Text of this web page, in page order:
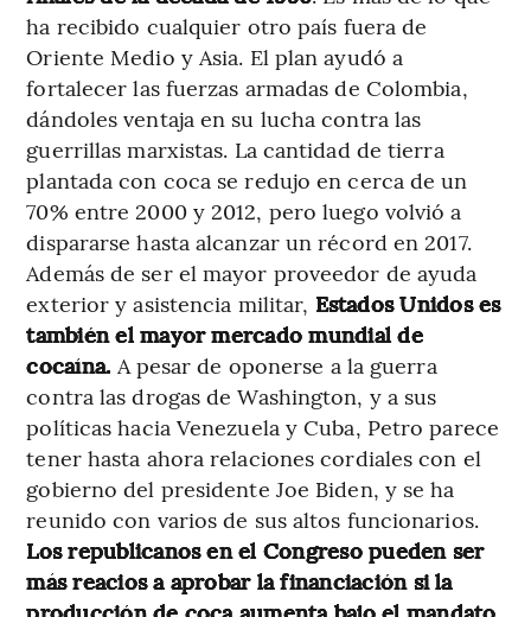
ha recibido cualquier otro país fuera de
Oriente Medio y Asia. El plan ayudó a
fortalecer las fuerzas armadas de Colombia,
dándoles ventaja en su lucha contra las
guerrillas marxistas. La cantidad de tierra
plantada con coca se redujo en cerca de un
70% entre 2000 y 2012, pero luego volvió a
dispararse hasta alcanzar un récord en 2017.
Además de ser el mayor proveedor de ayuda
exterior y asistencia militar, Estados Unidos es
también el mayor mercado mundial de
cocaína. A pesar de oponerse a la guerra
contra las drogas de Washington, y a sus
políticas hacia Venezuela y Cuba, Petro parece
tener hasta ahora relaciones cordiales con el
gobierno del presidente Joe Biden, y se ha
reunido con varios de sus altos funcionarios.
Los republicanos en el Congreso pueden ser
más reacios a aprobar la financiación si la